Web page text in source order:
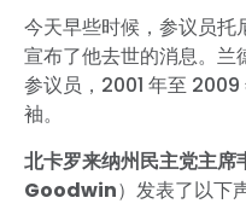
今天早些时候，参议员
宣布了他去世的消息。兰
参议员，2001 年至
袖。
北卡罗来纳州民主党主
Goodwin）发表了以下